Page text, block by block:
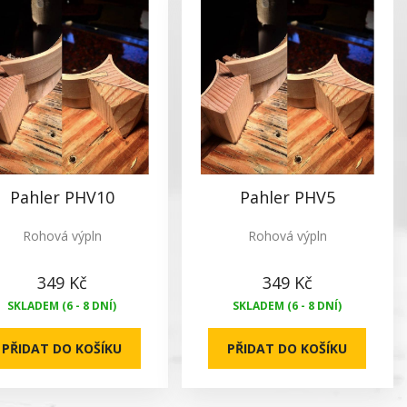
Pahler PHV10
Rohová výpln
349 Kč
SKLADEM (6 - 8 DNÍ)
PŘIDAT DO KOŠÍKU
Pahler PHV5
Rohová výpln
349 Kč
SKLADEM (6 - 8 DNÍ)
PŘIDAT DO KOŠÍKU